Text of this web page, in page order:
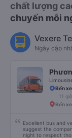
chất lượng
chuyến mỗi
Vexere
Ngày cập
Bến
11 giờ
Bến
Excellent bus and
suggest the
night to respect